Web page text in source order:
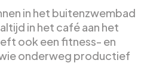
in het buitenzwembad
in het café aan het
ook een fitness- en
onderweg productief